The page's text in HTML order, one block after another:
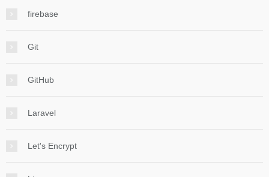
firebase
Git
GitHub
Laravel
Let's Encrypt